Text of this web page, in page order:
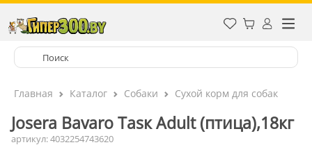
Главная Каталог Собаки Сухой корм для собак
Josera Bavaro Tasк Adult (птица),18кг
артикул: 4032254743620